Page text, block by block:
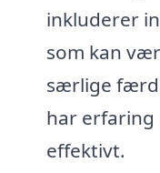
inkluderer
som kan
særlige
har erfaring
effektivt.